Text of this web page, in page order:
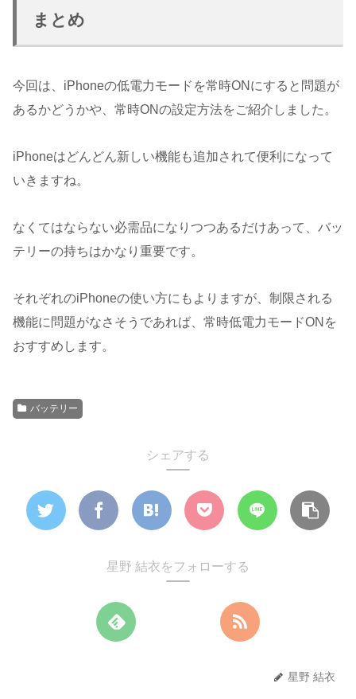
まとめ
今回は、iPhoneの低電力モードを常時ONにすると問題が
あるかどうかや、常時ONの設定方法をご紹介しました。
iPhoneはどんどん新しい機能も追加されて便利になって
いきますね。
なくてはならない必需品になりつつあるだけあって、バッ
テリーの持ちはかなり重要です。
それぞれのiPhoneの使い方にもよりますが、制限される
機能に問題がなさそうであれば、常時低電力モードONを
おすすめします。
バッテリー
シェアする
星野 結衣をフォローする
星野 結衣